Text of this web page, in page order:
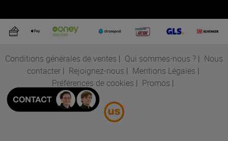
Conditions générales de ventes | Qui sommes-nous ? | Nous
contacter| Rejoignez-nous | Mentions Légales |
Préférences de cookies | Promos |